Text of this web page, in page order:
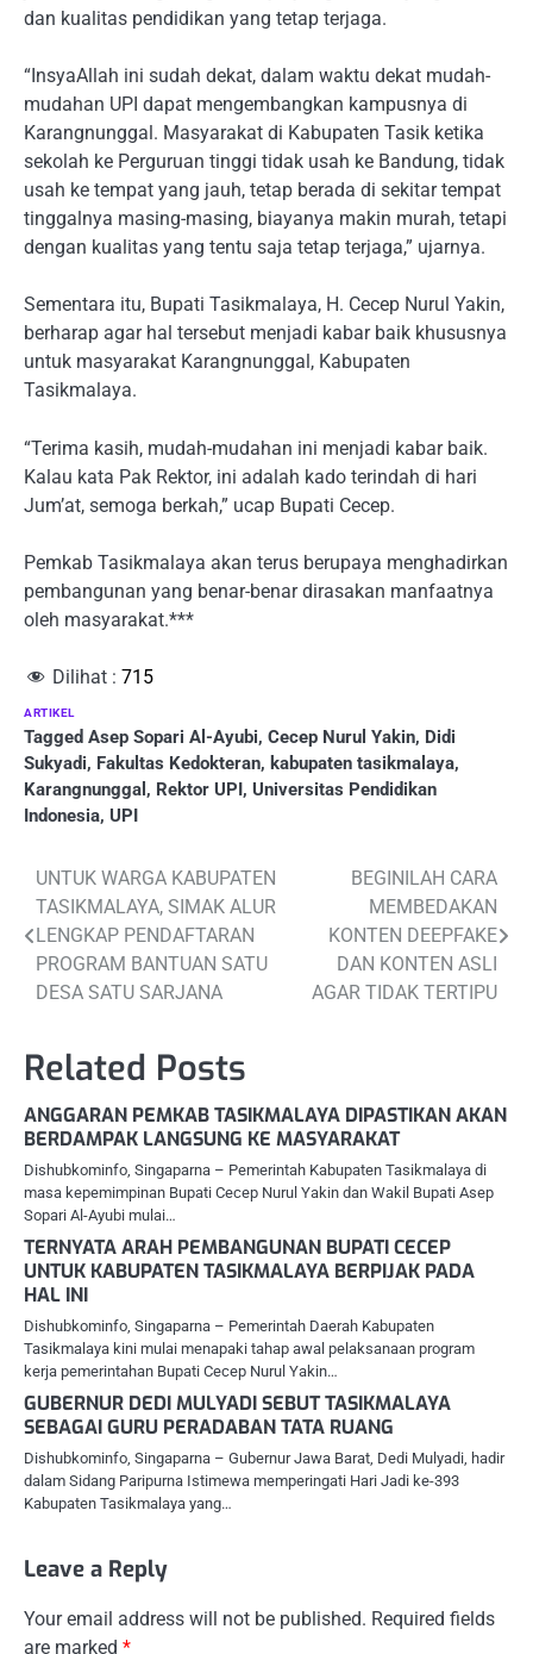
dan kualitas pendidikan yang tetap terjaga.
“InsyaAllah ini sudah dekat, dalam waktu dekat mudah-
mudahan UPI dapat mengembangkan kampusnya di
Karangnunggal. Masyarakat di Kabupaten Tasik ketika
sekolah ke Perguruan tinggi tidak usah ke Bandung, tidak
usah ke tempat yang jauh, tetap berada di sekitar tempat
tinggalnya masing-masing, biayanya makin murah, tetapi
dengan kualitas yang tentu saja tetap terjaga,” ujarnya.
Sementara itu, Bupati Tasikmalaya, H. Cecep Nurul Yakin,
berharap agar hal tersebut menjadi kabar baik khususnya
untuk masyarakat Karangnunggal, Kabupaten
Tasikmalaya.
“Terima kasih, mudah-mudahan ini menjadi kabar baik.
Kalau kata Pak Rektor, ini adalah kado terindah di hari
Jum’at, semoga berkah,” ucap Bupati Cecep.
Pemkab Tasikmalaya akan terus berupaya menghadirkan
pembangunan yang benar-benar dirasakan manfaatnya
oleh masyarakat.***
Dilihat : 715
ARTIKEL
Tagged Asep Sopari Al-Ayubi, Cecep Nurul Yakin, Didi
Sukyadi, Fakultas Kedokteran, kabupaten tasikmalaya,
Karangnunggal , Rektor UPI, Universitas Pendidikan
Indonesia, UPI
Post
navigation
UNTUK WARGA KABUPATEN
TASIKMALAYA, SIMAK ALUR
LENGKAP PENDAFTARAN
PROGRAM BANTUAN SATU
DESA SATU SARJANA
BEGINILAH CARA
MEMBEDAKAN
KONTEN DEEPFAKE
DAN KONTEN ASLI
AGAR TIDAK TERTIPU
Related Posts
ANGGARAN PEMKAB TASIKMALAYA DIPASTIKAN AKAN
BERDAMPAK LANGSUNG KE MASYARAKAT
Dishubkominfo, Singaparna – Pemerintah Kabupaten Tasikmalaya di
masa kepemimpinan Bupati Cecep Nurul Yakin dan Wakil Bupati Asep
Sopari Al-Ayubi mulai…
TERNYATA ARAH PEMBANGUNAN BUPATI CECEP
UNTUK KABUPATEN TASIKMALAYA BERPIJAK PADA
HAL INI
Dishubkominfo, Singaparna – Pemerintah Daerah Kabupaten
Tasikmalaya kini mulai menapaki tahap awal pelaksanaan program
kerja pemerintahan Bupati Cecep Nurul Yakin…
GUBERNUR DEDI MULYADI SEBUT TASIKMALAYA
SEBAGAI GURU PERADABAN TATA RUANG
Dishubkominfo, Singaparna – Gubernur Jawa Barat, Dedi Mulyadi, hadir
dalam Sidang Paripurna Istimewa memperingati Hari Jadi ke-393
Kabupaten Tasikmalaya yang…
Leave a Reply
Your email address will not be published. Required fields
are marked *